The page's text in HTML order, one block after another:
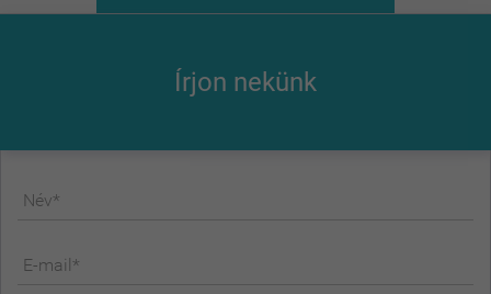
Írjon nekünk
Név*
E-mail*